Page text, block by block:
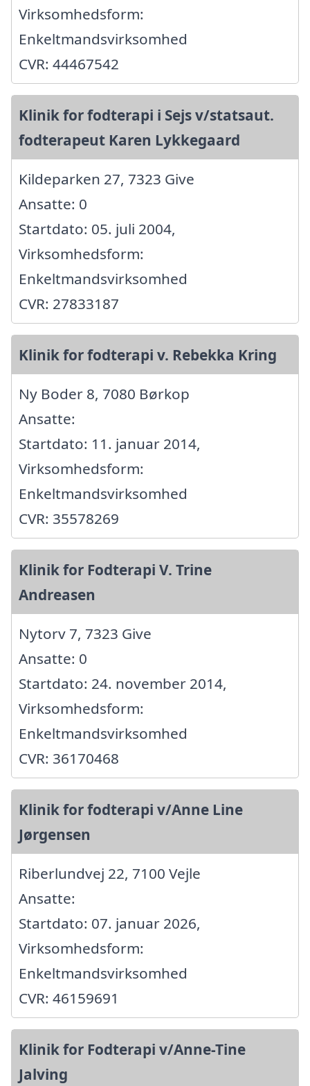
Virksomhedsform:
Enkeltmandsvirksomhed
CVR: 44467542
Klinik for fodterapi i Sejs v/statsaut.
fodterapeut Karen Lykkegaard
Kildeparken 27, 7323 Give
Ansatte: 0
Startdato: 05. juli 2004,
Virksomhedsform:
Enkeltmandsvirksomhed
CVR: 27833187
Klinik for fodterapi v. Rebekka Kring
Ny Boder 8, 7080 Børkop
Ansatte:
Startdato: 11. januar 2014,
Virksomhedsform:
Enkeltmandsvirksomhed
CVR: 35578269
Klinik for Fodterapi V. Trine
Andreasen
Nytorv 7, 7323 Give
Ansatte: 0
Startdato: 24. november 2014,
Virksomhedsform:
Enkeltmandsvirksomhed
CVR: 36170468
Klinik for fodterapi v/Anne Line
Jørgensen
Riberlundvej 22, 7100 Vejle
Ansatte:
Startdato: 07. januar 2026,
Virksomhedsform:
Enkeltmandsvirksomhed
CVR: 46159691
Klinik for Fodterapi v/Anne-Tine
Jalving